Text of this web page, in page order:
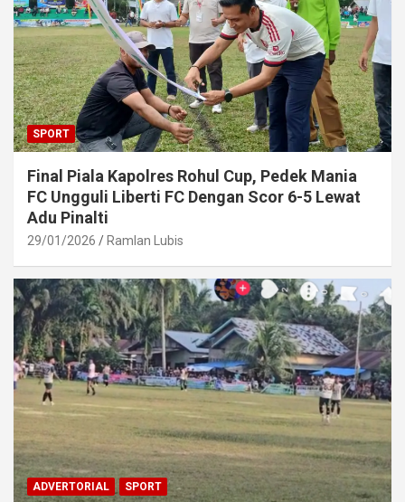
SPORT
Final Piala Kapolres Rohul Cup, Pedek Mania
FC Ungguli Liberti FC Dengan Scor 6-5 Lewat
Adu Pinalti
29/01/2026 Ramlan Lubis
ADVERTORIAL SPORT